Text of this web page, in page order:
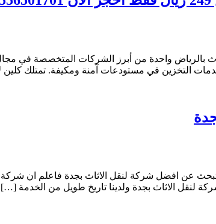
بالرياض واحدة من أبرز الشركات المتخصصة في
خدمات التخزين في مستودعات آمنة ومكيفة. تمتلك
عن افضل شركة لنقل الاثاث بجدة فاعلم ان
لنقل الاثاث بجدة ولدينا تاريخ طويل من الخدمة […]